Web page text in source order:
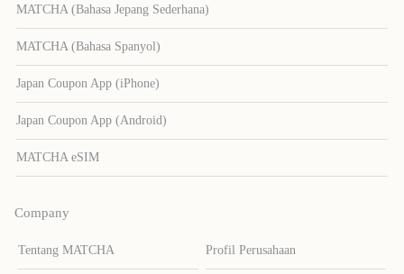
MATCHA (Bahasa Jepang Sederhana)
MATCHA (Bahasa Spanyol)
Japan Coupon App (iPhone)
Japan Coupon App (Android)
MATCHA eSIM
Company
Tentang MATCHA Profil Perusahaan